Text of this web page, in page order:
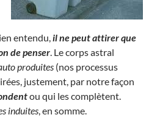
entendu, il ne peut attirer que
de penser . Le corps astral
produites (nos processus
justement, par notre façon
ou qui les complètent.
induites , en somme.